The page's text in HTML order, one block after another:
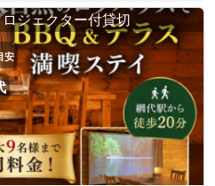
ジェクター付貸切
安